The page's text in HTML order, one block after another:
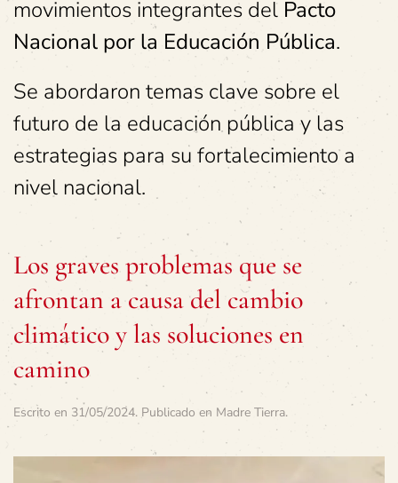
movimientos integrantes del Pacto
Nacional por la Educación Pública.
Se abordaron temas clave sobre el
futuro de la educación pública y las
estrategias para su fortalecimiento a
nivel nacional.
Los graves problemas que se
afrontan a causa del cambio
climático y las soluciones en
camino
Escrito en 31/05/2024. Publicado en Madre Tierra.